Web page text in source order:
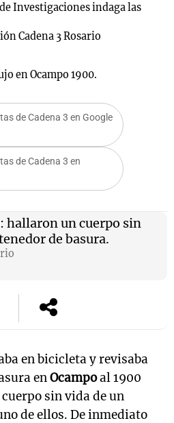
Investigaciones indaga las
Cadena 3 Rosario
en Ocampo 1900.
de Cadena 3 en Google
de Cadena 3 en
hallaron un cuerpo sin
de basura.
en bicicleta y revisaba
enOcampoal 1900
sin vida de un
de ellos. De inmediato